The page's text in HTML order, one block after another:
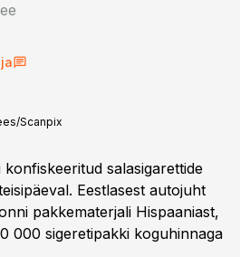
Scanpix
salasigarettide
Eestlasest autojuht
pakkematerjali Hispaaniast,
000 sigeretipakki koguhinnaga